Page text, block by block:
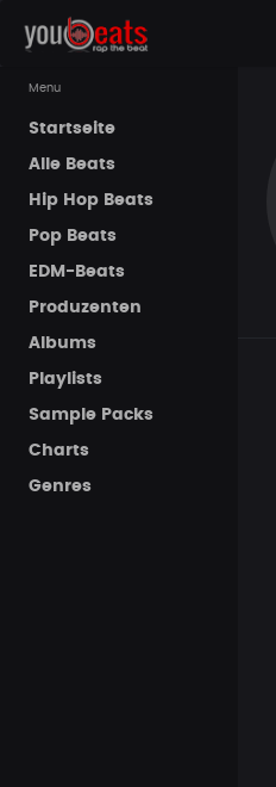
Menu
Startseite
Alle Beats
Hip Hop Beats
Pop Beats
EDM-Beats
Produzenten
Albums
Playlists
Sample Packs
Charts
Genres